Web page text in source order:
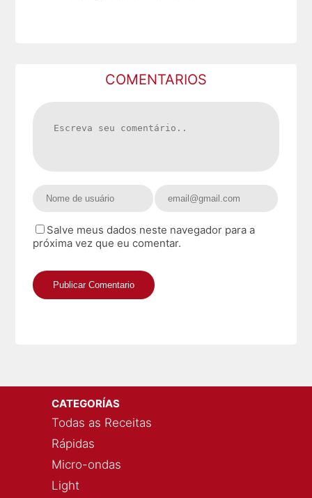
COMENTARIOS
Salve meus dados neste navegador para a
próxima vez que eu comentar.
CATEGORÍAS
Todas as Receitas
Rápidas
Micro-ondas
Light